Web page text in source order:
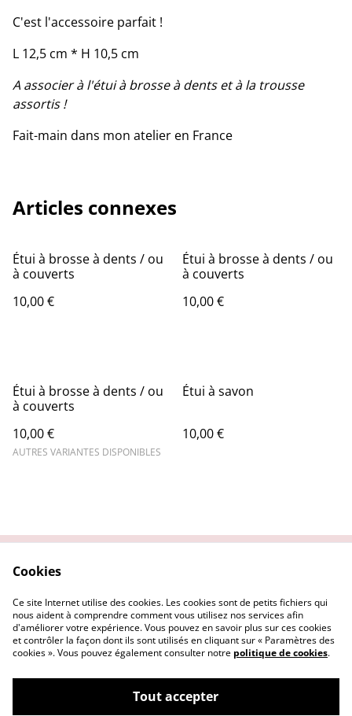
C'est l'accessoire parfait !
L 12,5 cm * H 10,5 cm
A associer à l'étui à brosse à dents et à la trousse
assortis !
Fait-main dans mon atelier en France
Articles connexes
Étui à brosse à dents / ou
à couverts
10,00 €
Étui à brosse à dents / ou
à couverts
10,00 €
Étui à brosse à dents / ou
à couverts
10,00 €
AUTRES VARIANTES DISPONIBLES
Étui à savon
10,00 €
Politique de
confidentialité
Politique de cookies
Cookies
Ce site Internet utilise des cookies. Les cookies sont de petits fichiers qui
nous aident à comprendre comment vous utilisez nos services afin
d'améliorer votre expérience. Vous pouvez en savoir plus sur ces cookies
et contrôler la façon dont ils sont utilisés en cliquant sur « Paramètres des
cookies ». Vous pouvez également consulter notre politique de cookies.
Tout accepter